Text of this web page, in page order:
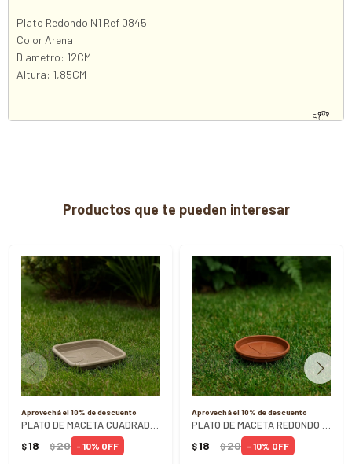
Plato Redondo N1 Ref 0845
Color Arena
Diametro: 12CM
Altura: 1,85CM
Productos que te pueden interesar
Aprovechá el 10% de descuento
$18 $20 10
Aprovechá el 10% de descuento
$18 $20 10